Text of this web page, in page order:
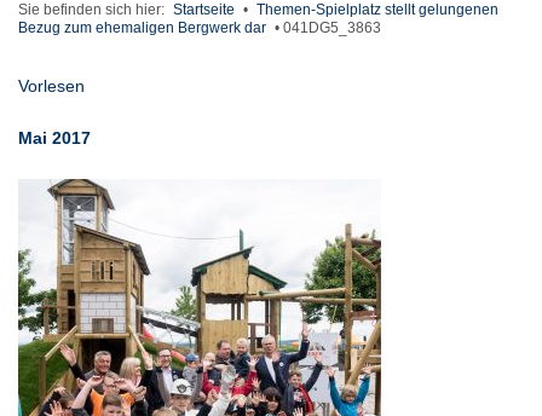
Sie befinden sich hier: Startseite • Themen-Spielplatz stellt gelungenen
Bezug zum ehemaligen Bergwerk dar • 041DG5_3863
Vorlesen
Mai 2017